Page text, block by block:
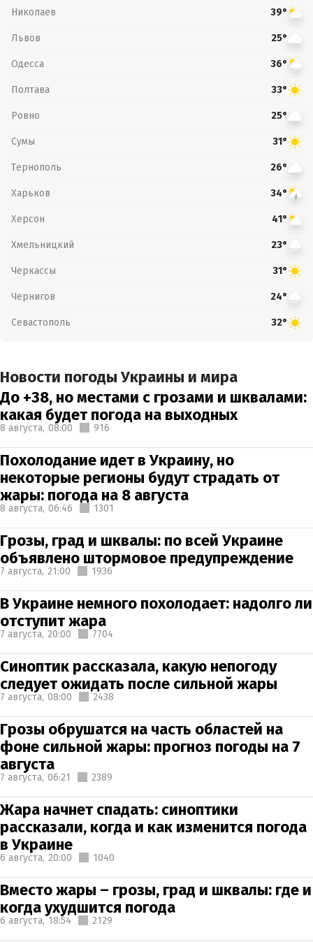
Николаев 39°
Львов 25°
Одесса 36°
Полтава 33°
Ровно 25°
Сумы 31°
Тернополь 26°
Харьков 34°
Херсон 41°
Хмельницкий 23°
Черкассы 31°
Чернигов 24°
Севастополь 32°
Новости погоды Украины и мира
До +38, но местами с грозами и шквалами:
какая будет погода на выходных
8 августа, 08:00 916
Похолодание идет в Украину, но
некоторые регионы будут страдать от
жары: погода на 8 августа
8 августа, 06:46 1301
Грозы, град и шквалы: по всей Украине
объявлено штормовое предупреждение
7 августа, 21:00 1936
В Украине немного похолодает: надолго ли
отступит жара
7 августа, 20:00 7704
Синоптик рассказала, какую непогоду
следует ожидать после сильной жары
7 августа, 08:00 2438
Грозы обрушатся на часть областей на
фоне сильной жары: прогноз погоды на 7
августа
7 августа, 06:21 2389
Жара начнет спадать: синоптики
рассказали, когда и как изменится погода
в Украине
6 августа, 20:00 1040
Вместо жары – грозы, град и шквалы: где и
когда ухудшится погода
6 августа, 18:54 2129